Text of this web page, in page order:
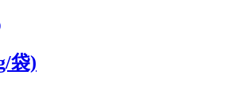
袋)